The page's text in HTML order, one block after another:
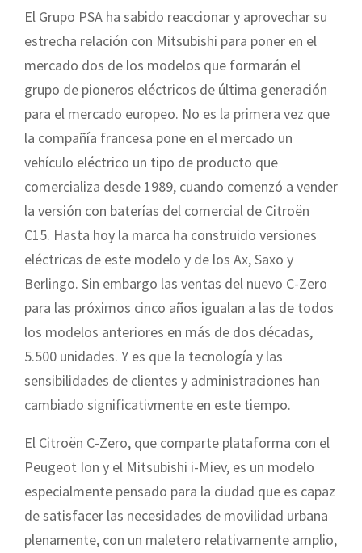
El Grupo PSA ha sabido reaccionar y aprovechar su
estrecha relación con Mitsubishi para poner en el
mercado dos de los modelos que formarán el
grupo de pioneros eléctricos de última generación
para el mercado europeo. No es la primera vez que
la compañía francesa pone en el mercado un
vehículo eléctrico un tipo de producto que
comercializa desde 1989, cuando comenzó a vender
la versión con baterías del comercial de Citroën
C15. Hasta hoy la marca ha construido versiones
eléctricas de este modelo y de los Ax, Saxo y
Berlingo. Sin embargo las ventas del nuevo C-Zero
para las próximos cinco años igualan a las de todos
los modelos anteriores en más de dos décadas,
5.500 unidades. Y es que la tecnología y las
sensibilidades de clientes y administraciones han
cambiado significativmente en este tiempo.
El Citroën C-Zero, que comparte plataforma con el
Peugeot Ion y el Mitsubishi i-Miev, es un modelo
especialmente pensado para la ciudad que es capaz
de satisfacer las necesidades de movilidad urbana
plenamente, con un maletero relativamente amplio,